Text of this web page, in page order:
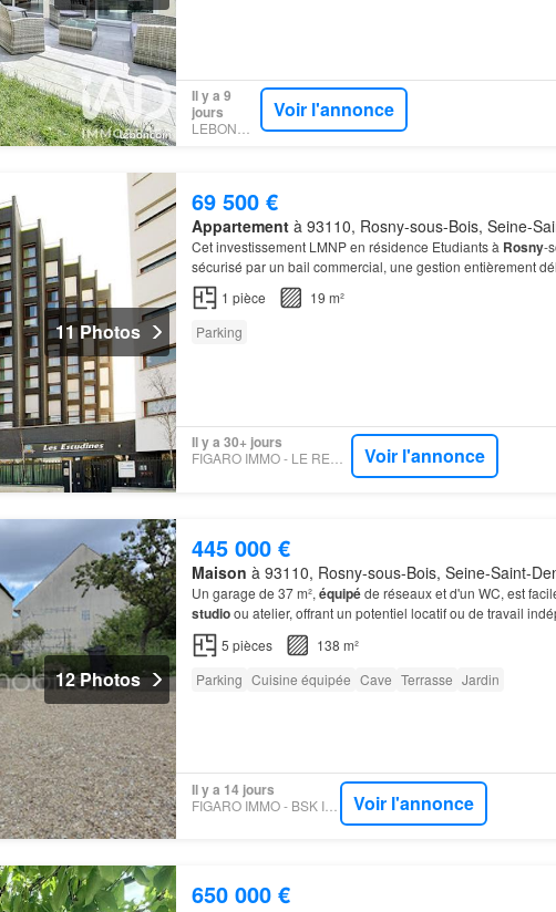
Il y a 9
jours
LEBONCOIN
Voir l'annonce
11 Photos
69 500 €
Appartementà 93110, Rosny-sous-Bois, Seine-
Cet investissement LMNP en résidence Etudiants à Rosny-
sécurisé par un bail commercial, une gestion entièrement
344 appartements équipés et
1 pièce
19 m²
Parking
Il y a 30+ jours
FIGARO IMMO - LE REVENU PIERRE Voir l'annonce
12 Photos
445 000 €
Maison à 93110, Rosny-sous-Bois, Seine-Saint-
Un garage de 37 m², équipéde réseaux et d'un WC, est
studioou atelier, offrant un potentiel locatif ou de travail
possibilité de stationner une à deux voitures sur la…
5 pièces
138 m²
Parking Cuisine équipée Cave Terrasse Jardin
Il y a 14 jours
FIGARO IMMO - BSK IMMOBILIER Voir l'annonce
650 000 €